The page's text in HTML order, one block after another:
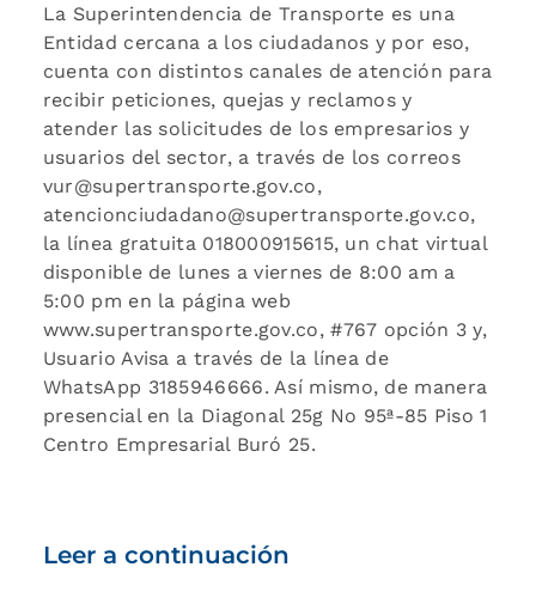
La Superintendencia de Transporte es una
Entidad cercana a los ciudadanos y por eso,
cuenta con distintos canales de atención para
recibir peticiones, quejas y reclamos y
atender las solicitudes de los empresarios y
usuarios del sector, a través de los correos
vur@supertransporte.gov.co,
atencionciudadano@supertransporte.gov.co,
la línea gratuita 018000915615, un chat virtual
disponible de lunes a viernes de 8:00 am a
5:00 pm en la página web
www.supertransporte.gov.co, #767 opción 3 y,
Usuario Avisa a través de la línea de
WhatsApp 3185946666. Así mismo, de manera
presencial en la Diagonal 25g No 95ª-85 Piso 1
Centro Empresarial Buró 25.
Leer a continuación